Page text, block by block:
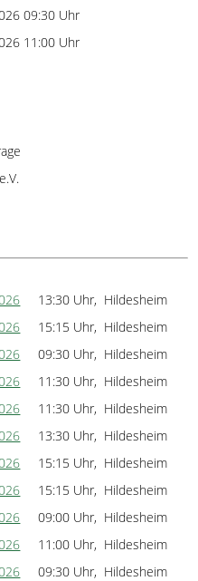
09:30 Uhr
11:00 Uhr
13:30 Uhr, Hildesheim
15:15 Uhr, Hildesheim
09:30 Uhr, Hildesheim
11:30 Uhr, Hildesheim
11:30 Uhr, Hildesheim
13:30 Uhr, Hildesheim
15:15 Uhr, Hildesheim
15:15 Uhr, Hildesheim
09:00 Uhr, Hildesheim
11:00 Uhr, Hildesheim
09:30 Uhr, Hildesheim